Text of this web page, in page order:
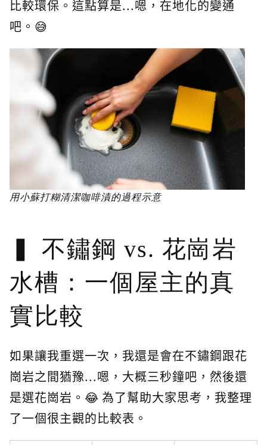
比較環保。這點算是...嗯，在地化的變通
吧。😅
用小蘇打糊清潔咖啡漬的過程示意
不鏽鋼 vs. 花崗岩
水槽：一個屋主的真
實比較
如果讓我重選一次，我還是會在不鏽鋼跟花
崗岩之間猶豫...嗯，大概三秒鐘吧，然後還
是選花崗岩。😂 為了幫助大家思考，我整理
了一個很主觀的比較表。